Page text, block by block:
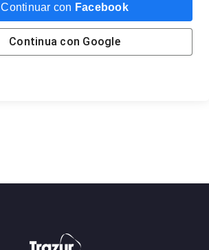
Continuar con Facebook
Continua con Google